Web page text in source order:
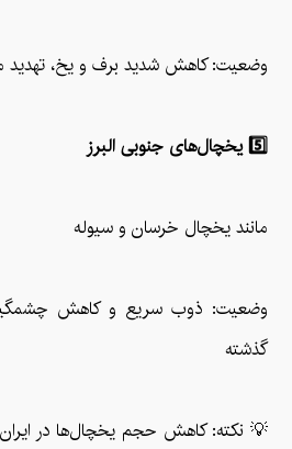
وضعیت: کاهش شدید برف و یخ، تهدید
5️⃣ یخچال‌های جنوبی البرز
مانند یخچال خرسان و سیوله
وضعیت: ذوب سریع و کاهش
گذشته
💡 نکته: کاهش حجم یخچال‌ها در